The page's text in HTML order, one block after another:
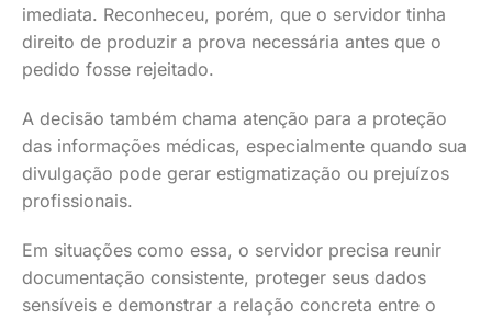
imediata. Reconheceu, porém, que o servidor tinha
direito de produzir a prova necessária antes que o
pedido fosse rejeitado.
A decisão também chama atenção para a proteção
das informações médicas, especialmente quando sua
divulgação pode gerar estigmatização ou prejuízos
profissionais.
Em situações como essa, o servidor precisa reunir
documentação consistente, proteger seus dados
sensíveis e demonstrar a relação concreta entre o